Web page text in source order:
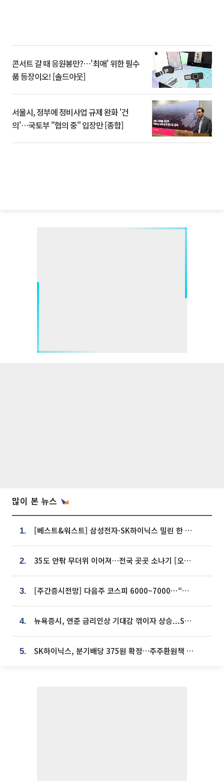
콘서트 갈 때 응원봉만?⋯'최애' 위한 필수
품 등장이오! [솔드아웃]
서울시, 정부에 정비사업 규제 완화 '건
의'⋯국토부 "협의 중" 입장만 [종합]
많이 본 뉴스
1. [베스트&워스트] 삼성전자·SK하이닉스 밀린 한 주…상상인증권은 85% 급등
2. 35도 안팎 무더위 이어져…전국 곳곳 소나기 [오늘 날씨]
3. [주간증시전망] 다음주 코스피 6000~7000⋯“外人 수급은 정책이 변수”
4. 뉴욕증시, 연준 금리인상 기대감 꺾이자 상승...S&P500 사상 최고치 [종합]
5. SK하이닉스, 분기배당 375원 확정…주주환원책 9월로 앞당겨 발표